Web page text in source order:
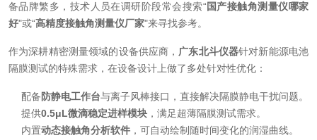
备品牌繁多，技术人员在调研阶段常会搜索“国产接触角测量仪哪家
好"或“高精度接触角测量仪厂家"来寻找参考。
作为深耕精密测量领域的设备供应商， 广东北斗仪器针对新能源电池
隔膜测试的特殊需求，在设备设计上做了多处针对性优化：
配备防静电工作台与离子风棒接口，直接解决隔膜静电干扰问题。
提供0.5μL微滴稳定进样模块 ，满足超薄隔膜测试需求。
内置动态接触角分析软件 ，可自动绘制随时间变化的润湿曲线。